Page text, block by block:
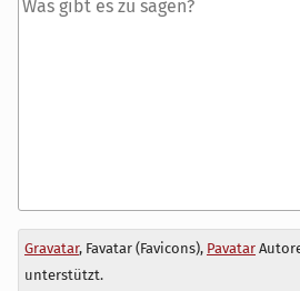
Antwort
zu
Gravatar, Favatar (Favicons), Pavatar
unterstützt.